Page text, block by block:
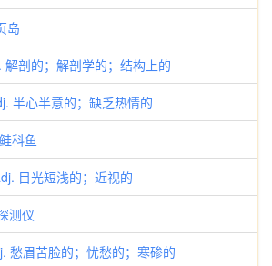
岛
的；解剖学的；结构上的
心半意的；缺乏热情的
科鱼
光短浅的；近视的
仪
眉苦脸的；忧愁的；寒碜的